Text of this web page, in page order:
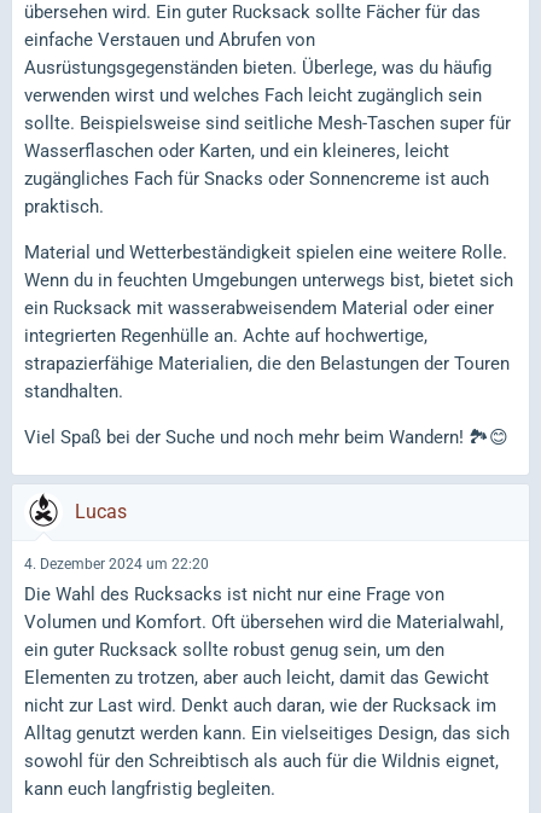
übersehen wird. Ein guter Rucksack sollte Fächer für das
einfache Verstauen und Abrufen von
Ausrüstungsgegenständen bieten. Überlege, was du häufig
verwenden wirst und welches Fach leicht zugänglich sein
sollte. Beispielsweise sind seitliche Mesh-Taschen super für
Wasserflaschen oder Karten, und ein kleineres, leicht
zugängliches Fach für Snacks oder Sonnencreme ist auch
praktisch.
Material und Wetterbeständigkeit spielen eine weitere Rolle.
Wenn du in feuchten Umgebungen unterwegs bist, bietet sich
ein Rucksack mit wasserabweisendem Material oder einer
integrierten Regenhülle an. Achte auf hochwertige,
strapazierfähige Materialien, die den Belastungen der Touren
standhalten.
Viel Spaß bei der Suche und noch mehr beim Wandern! 🏞️😊
Lucas
4. Dezember 2024 um 22:20
Die Wahl des Rucksacks ist nicht nur eine Frage von
Volumen und Komfort. Oft übersehen wird die Materialwahl,
ein guter Rucksack sollte robust genug sein, um den
Elementen zu trotzen, aber auch leicht, damit das Gewicht
nicht zur Last wird. Denkt auch daran, wie der Rucksack im
Alltag genutzt werden kann. Ein vielseitiges Design, das sich
sowohl für den Schreibtisch als auch für die Wildnis eignet,
kann euch langfristig begleiten.